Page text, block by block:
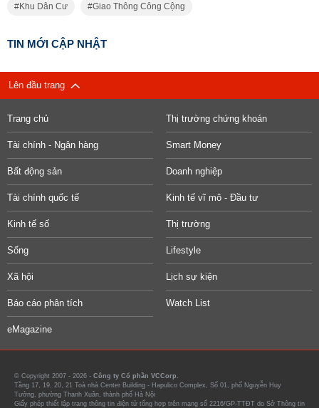
Khu Dân Cư Giao Thông Công Cộng
TIN MỚI CẬP NHẬT
Lên đầu trang
Trang chủ Thị trường chứng khoán
Tài chính - Ngân hàng Smart Money
Bất động sản Doanh nghiệp
Tài chính quốc tế Kinh tế vĩ mô - Đầu tư
Kinh tế số Thị trường
Sống Lifestyle
Xã hội Lịch sự kiện
Báo cáo phân tích Watch List
eMagazine
© Copyright 2007 - 2026 - Công ty Cổ phần VCCorp.
Tầng 17, 19, 20, 21 Toà nhà Center Building - Hapulico Complex, Số 01, phố Nguyễn Huy
Tưởng, phường Thanh Xuân, thành phố Hà Nội
Giấy phép thiết lập trang thông tin điện tử tổng hợp trên mạng số 2216/GP-TTĐT do Sở Thông tin